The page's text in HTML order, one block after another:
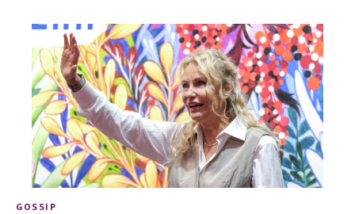
GOSSIP